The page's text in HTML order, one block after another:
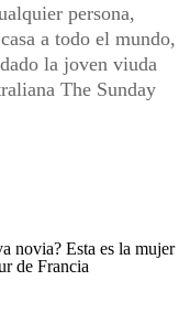
persona,
a todo el mundo,
la joven viuda
The Sunday
novia? Esta es la mujer
de Francia